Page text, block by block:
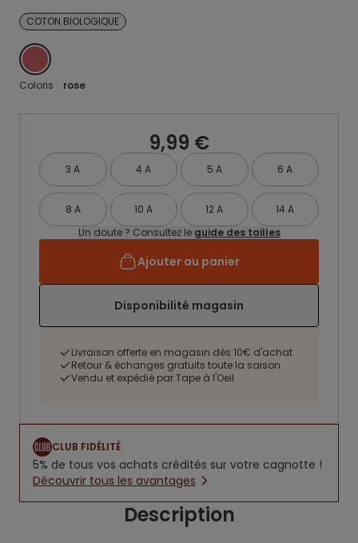
COTON BIOLOGIQUE
ROSE
Coloris : rose
9,99 €
3 A 4 A 5 A 6 A
8 A 10 A 12 A
14 A
Un doute ? Consultez le guide des tailles
Ajouter au panier
Disponibilité magasin
Livraison offerte en magasin dès 10€ d'achat
Retour & échanges gratuits toute la saison
Vendu et expédié par Tape à l'Oeil
CLUB FIDÉLITÉ
5% de tous vos achats crédités sur votre cagnotte !
Découvrir tous les avantages
Description